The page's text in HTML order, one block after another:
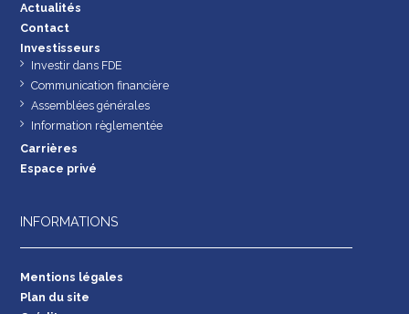
Actualités
Contact
Investisseurs
Investir dans FDE
Communication financière
Assemblées générales
Information règlementée
Carrières
Espace privé
INFORMATIONS
Mentions légales
Plan du site